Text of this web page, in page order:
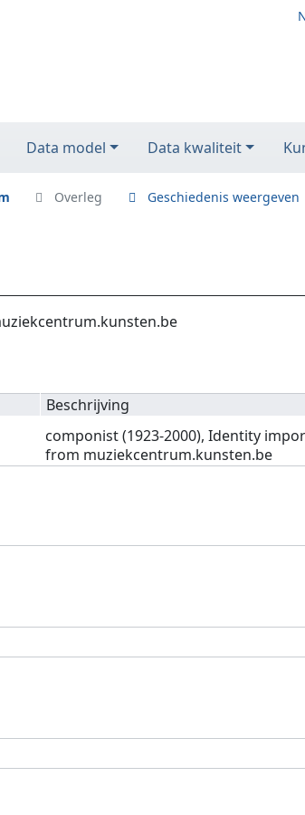
Data model Data kwaliteit
Overleg Geschiedenis weergeven
Beschrijving
componist (1923-2000), Identity
from muziekcentrum.kunsten.be